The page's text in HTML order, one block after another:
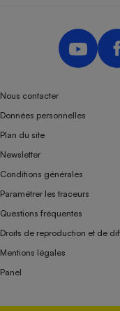
Nous contacter
Données personnelles
Plan du site
Newsletter
Conditions générales
Paramétrer les traceurs
Questions fréquentes
Droits de reproduction et de
Mentions légales
Panel